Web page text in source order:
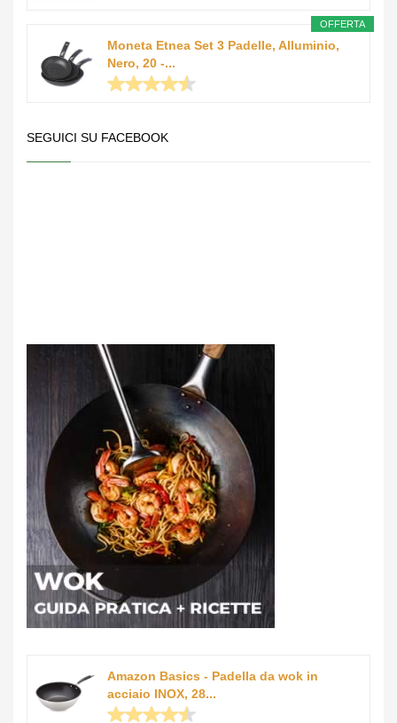
OFFERTA
Moneta Etnea Set 3 Padelle, Alluminio,
Nero, 20 -...
SEGUICI SU FACEBOOK
Amazon Basics - Padella da wok in
acciaio INOX, 28...